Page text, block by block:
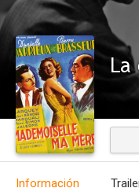
La
Información